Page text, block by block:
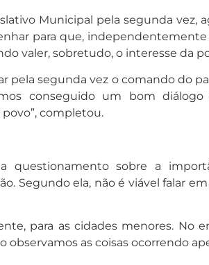
Municipal pela segunda vez,
para que,
valer, sobretudo, o interesse da
pela segunda vez o comando do
conseguido um bom diálogo
completou.
questionamento sobre a
Segundo ela, não é viável falar
para as cidades menores. No
as coisas ocorrendo